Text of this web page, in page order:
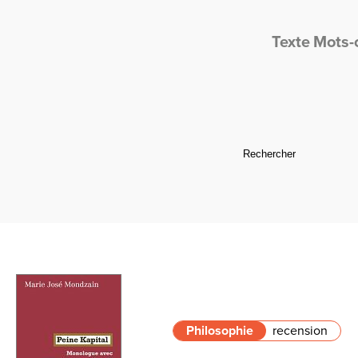
Texte Mots-
Philosophie recension